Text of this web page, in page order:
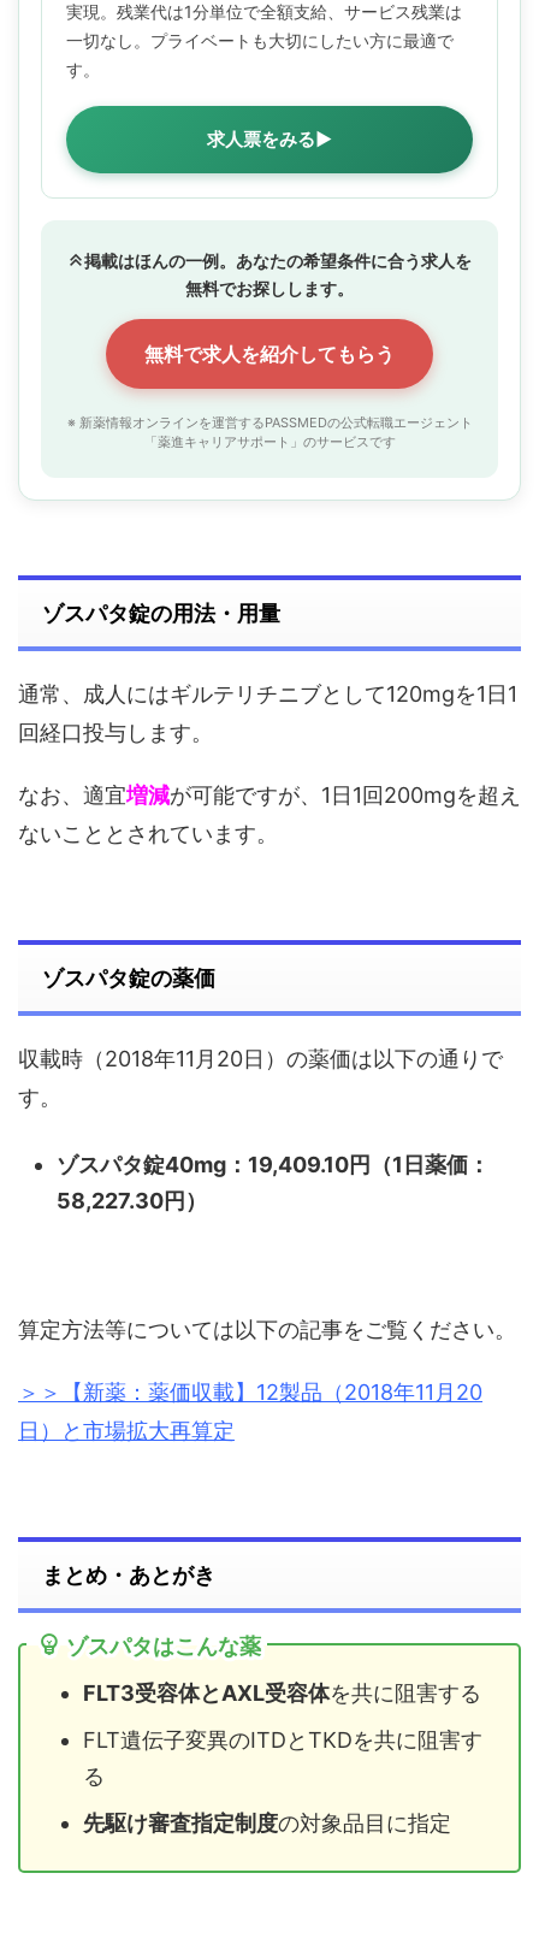
実現。残業代は1分単位で全額支給、サービス残業は
一切なし。プライベートも大切にしたい方に最適で
す。
求人票をみる▶
掲載はほんの一例。あなたの希望条件に合う求人を
無料でお探しします。
無料で求人を紹介してもらう
※ 新薬情報オンラインを運営するPASSMEDの公式転職エージェント
「薬進キャリアサポート」のサービスです
ゾスパタ錠の用法・用量
通常、成人にはギルテリチニブとして120mgを1日1
回経口投与します。
なお、適宜増減が可能ですが、1日1回200mgを超え
ないこととされています。
ゾスパタ錠の薬価
収載時（2018年11月20日）の薬価は以下の通りで
す。
ゾスパタ錠40mg：19,409.10円（1日薬価：
58,227.30円）
算定方法等については以下の記事をご覧ください。
＞＞【新薬：薬価収載】12製品（2018年11月20
日）と市場拡大再算定
まとめ・あとがき
ゾスパタはこんな薬
FLT3受容体とAXL受容体を共に阻害する
FLT遺伝子変異のITDとTKDを共に阻害す
る
先駆け審査指定制度の対象品目に指定